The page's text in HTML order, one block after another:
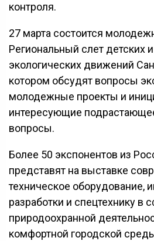
контроля.
27 марта состоится
Региональный слет детских
экологических движений
котором обсудят вопросы
молодежные проекты и
интересующие
вопросы.
Более 50 экспонентов из
представят на выставке
техническое оборудование,
разработки и спецтехнику в
природоохранной
комфортной городской